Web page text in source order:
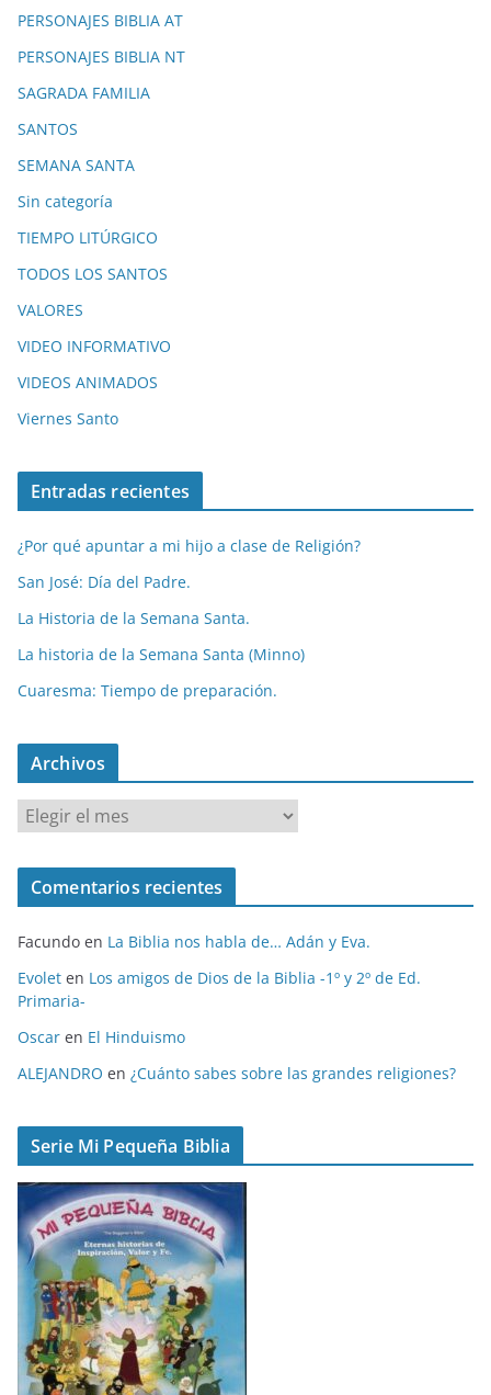
PERSONAJES BIBLIA AT
PERSONAJES BIBLIA NT
SAGRADA FAMILIA
SANTOS
SEMANA SANTA
Sin categoría
TIEMPO LITÚRGICO
TODOS LOS SANTOS
VALORES
VIDEO INFORMATIVO
VIDEOS ANIMADOS
Viernes Santo
Entradas recientes
¿Por qué apuntar a mi hijo a clase de Religión?
San José: Día del Padre.
La Historia de la Semana Santa.
La historia de la Semana Santa (Minno)
Cuaresma: Tiempo de preparación.
Archivos
c
v
o
s
Comentarios recientes
Facundo en La Biblia nos habla de… Adán y Eva.
Evolet en Los amigos de Dios de la Biblia -1º y 2º de Ed.
Primaria-
Oscar en El Hinduismo
ALEJANDRO en ¿Cuánto sabes sobre las grandes religiones?
Serie Mi Pequeña Biblia